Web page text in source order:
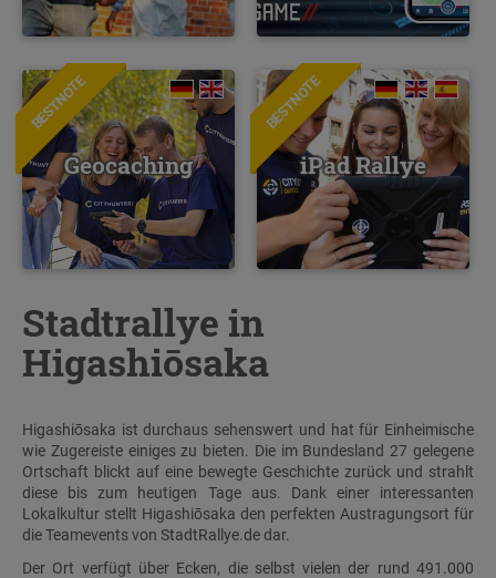
BESTNOTE
Geocaching
BESTNOTE
iPad Rallye
Stadtrallye in
Higashiōsaka
Higashiōsaka ist durchaus sehenswert und hat für Einheimische
wie Zugereiste einiges zu bieten. Die im Bundesland 27 gelegene
Ortschaft blickt auf eine bewegte Geschichte zurück und strahlt
diese bis zum heutigen Tage aus. Dank einer interessanten
Lokalkultur stellt Higashiōsaka den perfekten Austragungsort für
die Teamevents von StadtRallye.de dar.
Der Ort verfügt über Ecken, die selbst vielen der rund 491.000